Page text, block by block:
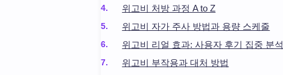
위고비 처방 과정 A to Z
위고비 자가 주사 방법과 용량 스케줄
위고비 리얼 효과: 사용자 후기 집중 분석
위고비 부작용과 대처 방법